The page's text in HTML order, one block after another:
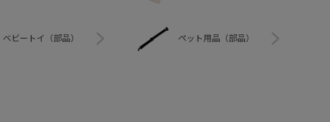
ベビートイ（部品） ペット用品（部品）